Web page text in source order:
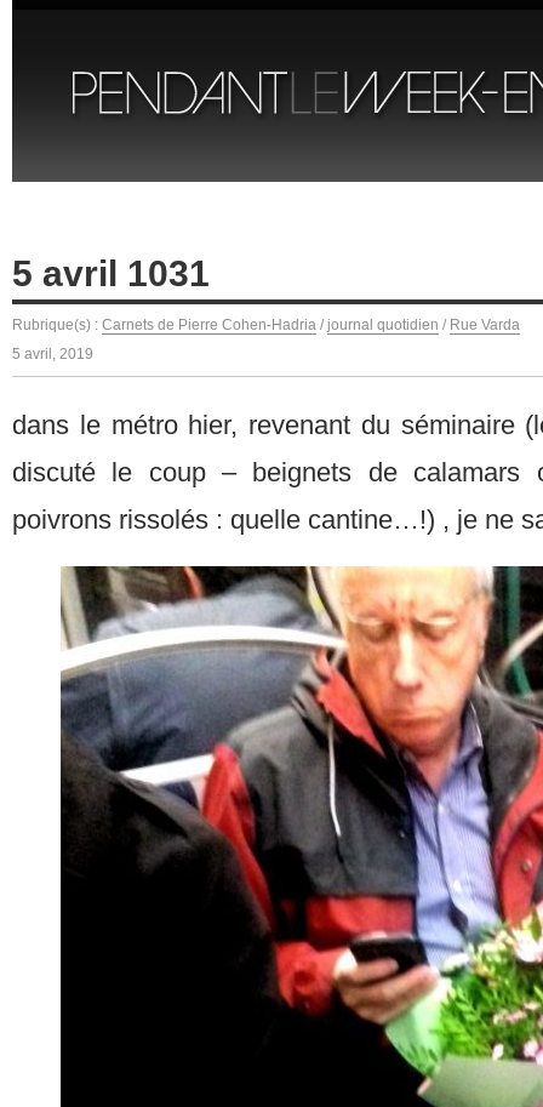
5 avril 1031
Rubrique(s) : Carnets de Pierre Cohen-Hadria / journal quotidien / Rue Varda
5 avril, 2019
dans le métro hier, revenant du séminaire
discuté le coup – beignets de calamars
poivrons rissolés : quelle cantine…!) , je ne